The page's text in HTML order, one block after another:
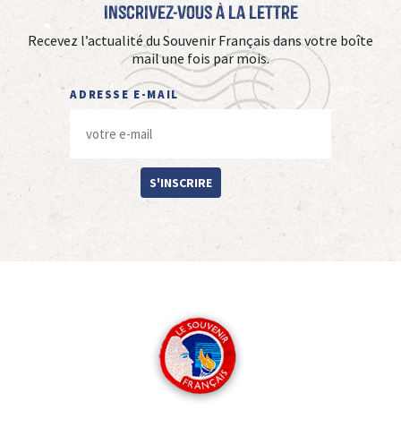
Inscrivez-vous à La Lettre
Recevez l’actualité du Souvenir Français dans votre boîte
mail une fois par mois.
ADRESSE E-MAIL
S'INSCRIRE